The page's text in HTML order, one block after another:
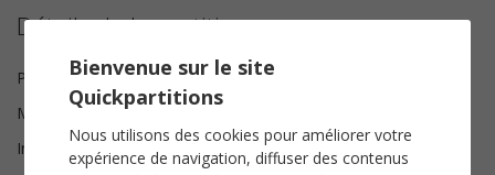
Détails de la partition
Paroles
Marcel François Saint martin
Musique
Instrumentation
Piano Chant
Bienvenue sur le site
Quickpartitions
Nous utilisons des cookies pour améliorer votre
expérience de navigation, diffuser des contenus